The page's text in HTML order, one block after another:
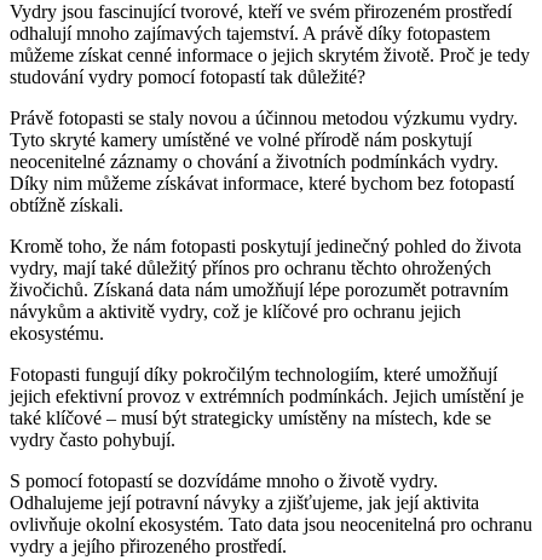
Vydry jsou fascinující tvorové, kteří ve svém přirozeném prostředí
odhalují mnoho zajímavých tajemství. A právě díky fotopastem
můžeme získat cenné informace o jejich skrytém životě. Proč je tedy
studování vydry pomocí fotopastí tak důležité?
Právě fotopasti se staly novou a účinnou metodou výzkumu vydry.
Tyto skryté kamery umístěné ve volné přírodě nám poskytují
neocenitelné záznamy o chování a životních podmínkách vydry.
Díky nim můžeme získávat informace, které bychom bez fotopastí
obtížně získali.
Kromě toho, že nám fotopasti poskytují jedinečný pohled do života
vydry, mají také důležitý přínos pro ochranu těchto ohrožených
živočichů. Získaná data nám umožňují lépe porozumět potravním
návykům a aktivitě vydry, což je klíčové pro ochranu jejich
ekosystému.
Fotopasti fungují díky pokročilým technologiím, které umožňují
jejich efektivní provoz v extrémních podmínkách. Jejich umístění je
také klíčové – musí být strategicky umístěny na místech, kde se
vydry často pohybují.
S pomocí fotopastí se dozvídáme mnoho o životě vydry.
Odhalujeme její potravní návyky a zjišťujeme, jak její aktivita
ovlivňuje okolní ekosystém. Tato data jsou neocenitelná pro ochranu
vydry a jejího přirozeného prostředí.